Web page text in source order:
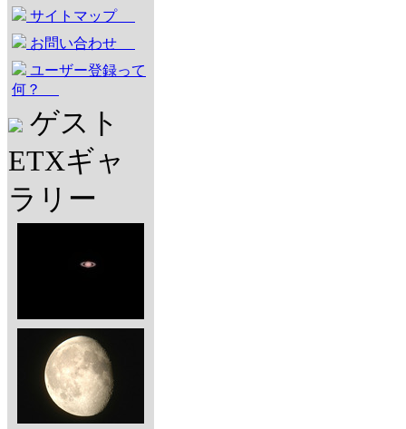
サイトマップ
お問い合わせ
ユーザー登録って
何？
ゲスト
ETXギャ
ラリー